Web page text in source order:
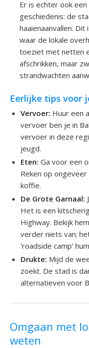
Er is echter ook
geschiedenis: de
haaienaanvallen.
waar de lokale
toeziet met netten
afschrikken, maar
strandwachten
Eerlijke tips voor
Vervoer: Huur een
vervoer ben je in
vervoer in deze
jeugd.
Eten: Ga voor een
Reken op
koffie.
De Grote Garnaal:
Het is een
Highway. Bekijk
verder niets van;
'roadside camp'
Drukte: Mijd de
zoekt. De stad is
alternatieven voor
Omgaan met
weten